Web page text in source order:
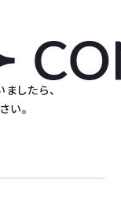
したら、
い。